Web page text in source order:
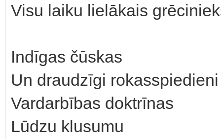
Visu laiku lielākais
Indīgas čūskas
Un draudzīgi rokasspiedieni
Vardarbības doktrīnas
Lūdzu klusumu